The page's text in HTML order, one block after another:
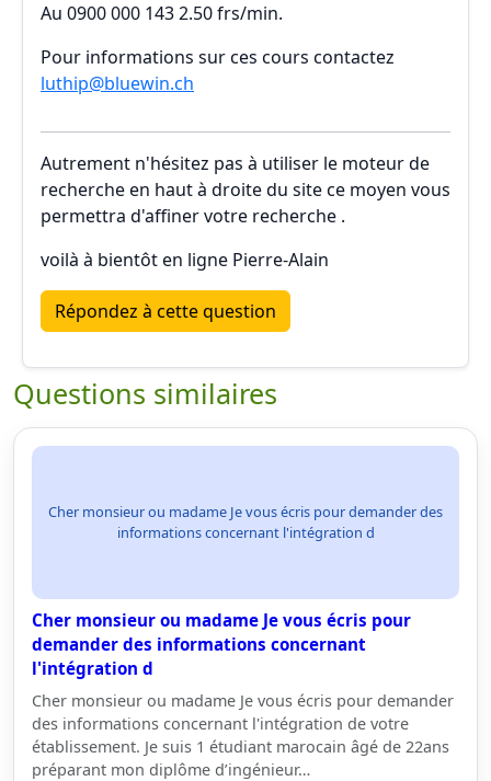
Au 0900 000 143 2.50 frs/min.
Pour informations sur ces cours contactez
luthip@bluewin.ch
Autrement n'hésitez pas à utiliser le moteur de
recherche en haut à droite du site ce moyen vous
permettra d'affiner votre recherche .
voilà à bientôt en ligne Pierre-Alain
Répondez à cette question
Questions similaires
Cher monsieur ou madame Je vous écris pour demander des
informations concernant l'intégration d
Cher monsieur ou madame Je vous écris pour
demander des informations concernant
l'intégration d
Cher monsieur ou madame Je vous écris pour demander
des informations concernant l'intégration de votre
établissement. Je suis 1 étudiant marocain âgé de 22ans
préparant mon diplôme d’ingénieur…